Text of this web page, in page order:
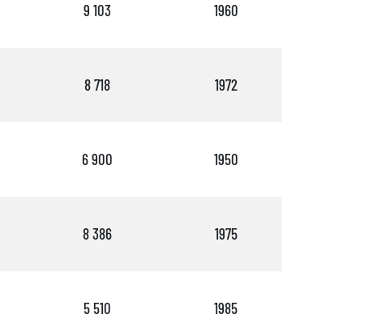
9 103 1960
8 718 1972
6 900 1950
8 386 1975
5 510 1985